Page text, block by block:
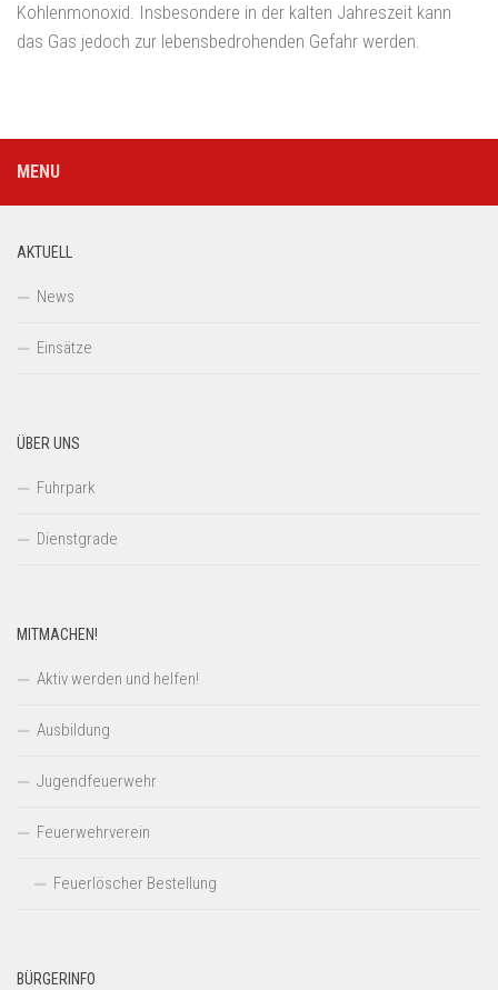
Kohlenmonoxid. Insbesondere in der kalten Jahreszeit kann
das Gas jedoch zur lebensbedrohenden Gefahr werden.
MENU
AKTUELL
News
Einsätze
ÜBER UNS
Fuhrpark
Dienstgrade
MITMACHEN!
Aktiv werden und helfen!
Ausbildung
Jugendfeuerwehr
Feuerwehrverein
Feuerlöscher Bestellung
BÜRGERINFO